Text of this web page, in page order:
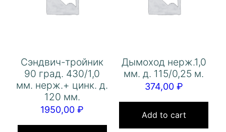
Сэндвич-тройник
90 град. 430/1,0
мм. нерж.+ цинк. д.
120 мм.
1950,00₽
Дымоход нерж.1,0
мм. д. 115/0,25 м.
374,00 ₽
Add to cart